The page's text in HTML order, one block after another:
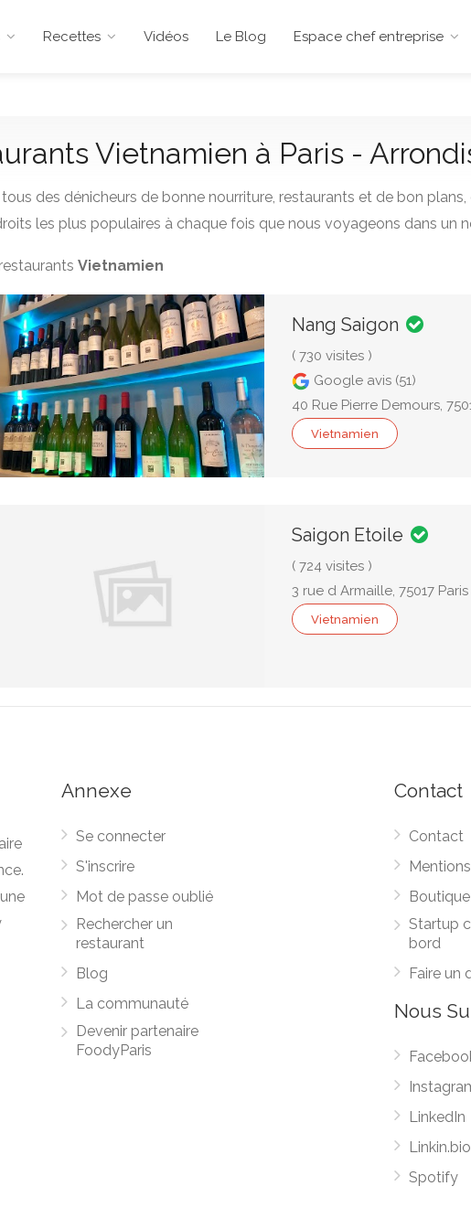
Recettes Vidéos Le Blog Espace chef entreprise
Vietnamien à Paris -
des dénicheurs de bonne nourriture, restaurants et de bon
les plus populaires à chaque fois que nous voyageons dans un
Vietnamien
Nang Saigon
( 730 visites )
Google avis (51)
40 Rue Pierre Demours,
Vietnamien
Saigon Etoile
( 724 visites )
3 rue d Armaille, 75017
Vietnamien
Annexe
Se connecter
S'inscrire
Mot de passe oublié
Rechercher un
restaurant
Blog
La communauté
Devenir partenaire
FoodyParis
Contact
Contact
Boutique
Startup
bord
Faire un
Nous
LinkedIn
Linkin.bio
Spotify